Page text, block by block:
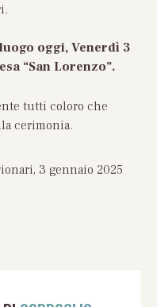
oggi, Venerdì 3
“San Lorenzo”.
tutti coloro che
cerimonia.
3 gennaio 2025